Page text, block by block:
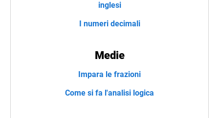
inglesi
I numeri decimali
Medie
Impara le frazioni
Come si fa l'analisi logica